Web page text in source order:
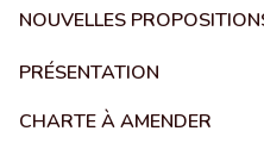
NOUVELLES
PRÉSENTATION
CHARTE À AMENDER